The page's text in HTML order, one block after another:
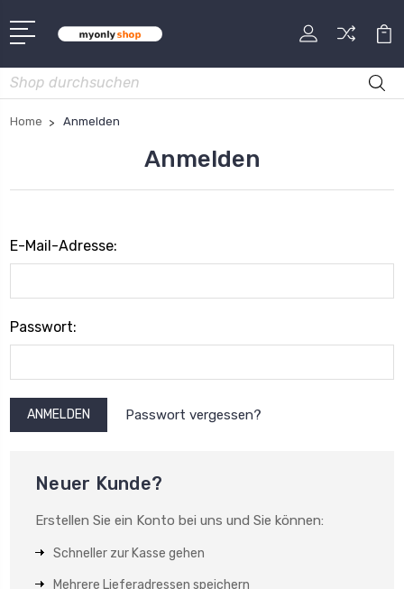
Suche
Home Anmelden
Anmelden
E-Mail-Adresse:
Passwort:
Passwort vergessen?
Neuer Kunde?
Erstellen Sie ein Konto bei uns und Sie können:
Schneller zur Kasse gehen
Mehrere Lieferadressen speichern